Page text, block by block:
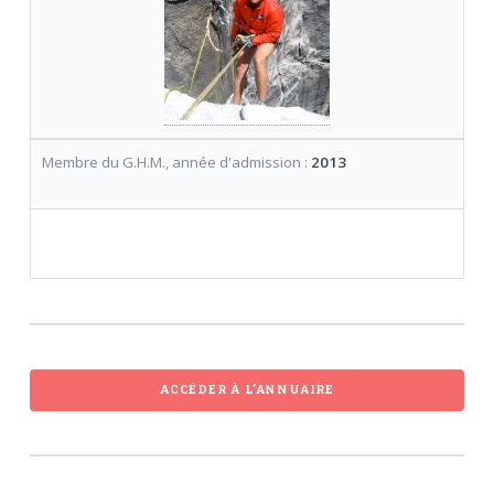
Membre du G.H.M., année d'admission : 2013
ACCÉDER À L'ANNUAIRE